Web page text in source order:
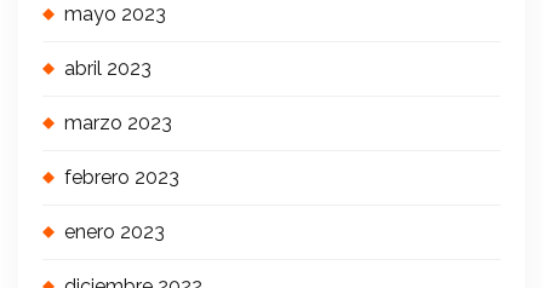
mayo 2023
abril 2023
marzo 2023
febrero 2023
enero 2023